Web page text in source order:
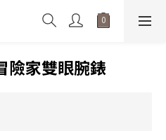
家雙眼腕錶